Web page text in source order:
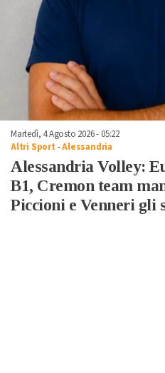
Martedì, 4 Agosto 2026 - 05:22
Altri Sport -Alessandria
Alessandria Volley:
B1, Cremon team
Piccioni e Venneri gli